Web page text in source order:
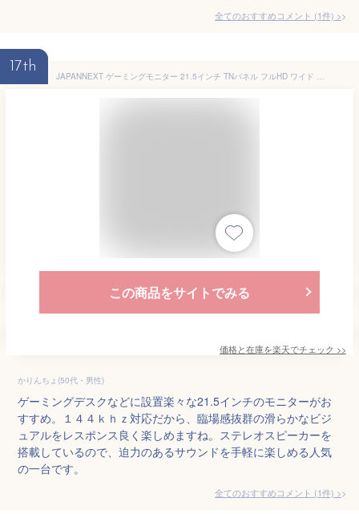
全てのおすすめコメント (1件) >
17th
JAPANNEXT ゲーミングモニター 21.5インチ TNパネル フルHD ワイド 144Hz PC ゲーム HDMI DP ノングレア スピーカー 高画質 薄型 JN-T215FLG144FHD ゲームモニター ジャパンネクスト
この商品をサイトでみる
価格と在庫を楽天でチェック >>
かりんちょ(50代・男性)
ゲーミングデスクなどに設置楽々な21.5インチのモニターがお
すすめ。１４４ｋｈｚ対応だから、臨場感抜群の滑らかなビジ
ュアルをレスポンス良く楽しめますね。ステレオスピーカーを
搭載しているので、迫力のあるサウンドを手軽に楽しめる人気
の一台です。
全てのおすすめコメント (1件) >